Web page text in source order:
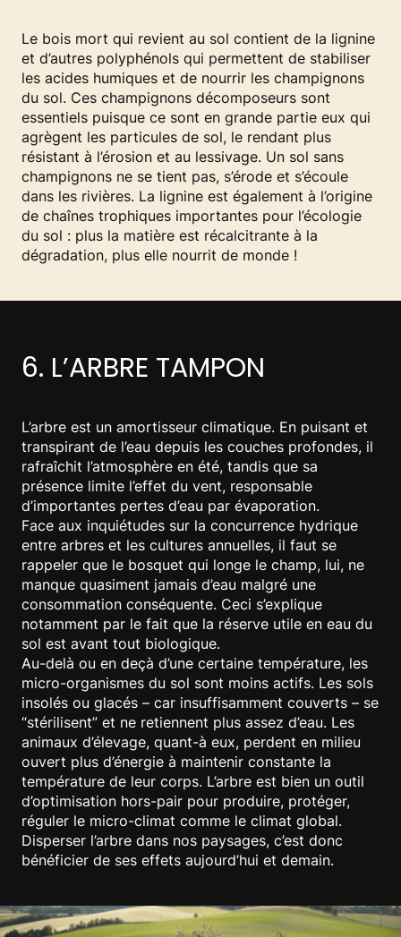
Le bois mort qui revient au sol contient de la lignine
et d’autres polyphénols qui permettent de stabiliser
les acides humiques et de nourrir les champignons
du sol. Ces champignons décomposeurs sont
essentiels puisque ce sont en grande partie eux qui
agrègent les particules de sol, le rendant plus
résistant à l’érosion et au lessivage. Un sol sans
champignons ne se tient pas, s’érode et s’écoule
dans les rivières. La lignine est également à l’origine
de chaînes trophiques importantes pour l’écologie
du sol : plus la matière est récalcitrante à la
dégradation, plus elle nourrit de monde !
6. L’ARBRE TAMPON
L’arbre est un amortisseur climatique. En puisant et
transpirant de l’eau depuis les couches profondes, il
rafraîchit l’atmosphère en été, tandis que sa
présence limite l’effet du vent, responsable
d’importantes pertes d’eau par évaporation.
Face aux inquiétudes sur la concurrence hydrique
entre arbres et les cultures annuelles, il faut se
rappeler que le bosquet qui longe le champ, lui, ne
manque quasiment jamais d’eau malgré une
consommation conséquente. Ceci s’explique
notamment par le fait que la réserve utile en eau du
sol est avant tout biologique.
Au-delà ou en deçà d’une certaine température, les
micro-organismes du sol sont moins actifs. Les sols
insolés ou glacés – car insuffisamment couverts – se
“stérilisent” et ne retiennent plus assez d’eau. Les
animaux d’élevage, quant-à eux, perdent en milieu
ouvert plus d’énergie à maintenir constante la
température de leur corps. L’arbre est bien un outil
d’optimisation hors-pair pour produire, protéger,
réguler le micro-climat comme le climat global.
Disperser l’arbre dans nos paysages, c’est donc
bénéficier de ses effets aujourd’hui et demain.